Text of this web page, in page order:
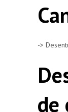
->
de